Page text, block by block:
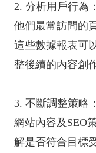
2. 分析用戶行為
他們最常訪問的
這些數據報表可
整後續的內容創
3. 不斷調整策略
網站內容及SEO
解是否符合目標